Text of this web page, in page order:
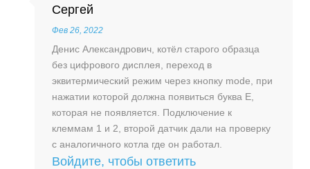
Сергей
Фев 26, 2022
Денис Александрович, котёл старого образца
без цифрового дисплея, переход в
эквитермический режим через кнопку mode, при
нажатии которой должна появиться буква E,
которая не появляется. Подключение к
клеммам 1 и 2, второй датчик дали на проверку
с аналогичного котла где он работал.
Войдите, чтобы ответить